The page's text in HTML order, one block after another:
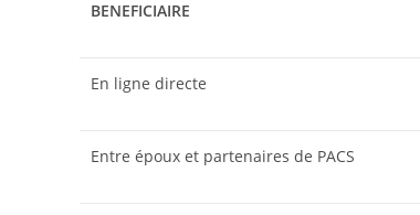
BENEFICIAIRE
En ligne directe
Entre époux et partenaires de PACS